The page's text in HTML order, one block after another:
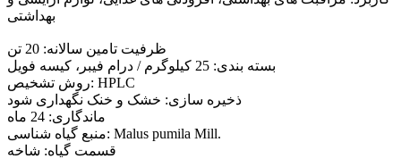
بهداشتی
ظرفیت تامین سالانه: 20 تن
بسته بندی: 25 کیلوگرم / درام فیبر، کیسه فویل
روش تشخیص: HPLC
ذخیره سازی: خشک و خنک نگهداری شود
ماندگاری: 24 ماه
منبع گیاه شناسی: Malus pumila Mill.
قسمت گیاه: شاخه